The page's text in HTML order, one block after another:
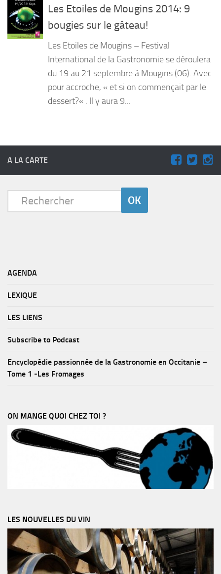
Les Etoiles de Mougins 2014: 9
bougies sur le gâteau!
Les Etoiles de Mougins – Festival
International de la Gastronomie se déroulera
du 19 au 21 septembre à Mougins (06). Avec
pour accroche, « et si on commençait par le
dessert?« . Il y aura 9...
A LA CARTE
AGENDA
LEXIQUE
LES LIENS
Subscribe to Podcast
Encyclopédie passionnée de la Gastronomie en Occitanie –
Tome 1 -Les Fromages
ON MANGE QUOI CHEZ TOI ?
LES NOUVELLES DU VIN